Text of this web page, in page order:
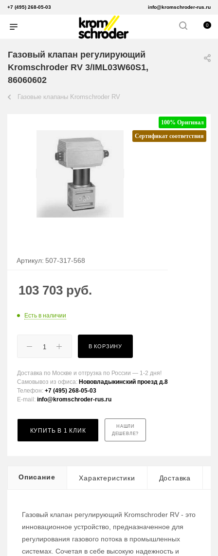
+7 (495) 268-05-03 info@kromschroder-rus.ru
0
Газовый клапан регулирующий
Kromschroder RV 3/IML03W60S1,
86060602
Газовые клапаны Kromschroder RV
100% Оригинал
Сертификат соответствия
Артикул: 507-317-568
103 703 руб.
Есть в наличии
В КОРЗИНУ
Доставка по Москве и отгрузка по России — 1-2 дня!
Самовывоз из офиса: Нововладыкинский проезд д.8
Телефон: +7 (495) 268-05-03
E-mail: info@kromschroder-rus.ru
КУПИТЬ В 1 КЛИК
НАШЛИ
ДЕШЕВЛЕ?
Описание Характеристики Доставка
Газовый клапан регулирующий Kromschroder RV - это
инновационное устройство, предназначенное для
регулирования газового потока в промышленных
системах. Сочетая в себе высокую надежность и